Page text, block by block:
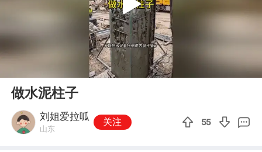
Play
做水泥柱子
刘姐爱拉呱
山东
关注 55